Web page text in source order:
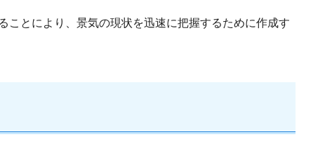
とにより、景気の現状を迅速に把握するために作成す